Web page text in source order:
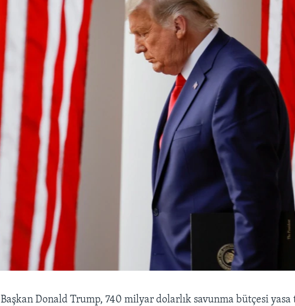
Başkan Donald Trump, 740 milyar dolarlık savunma bütçesi yasa